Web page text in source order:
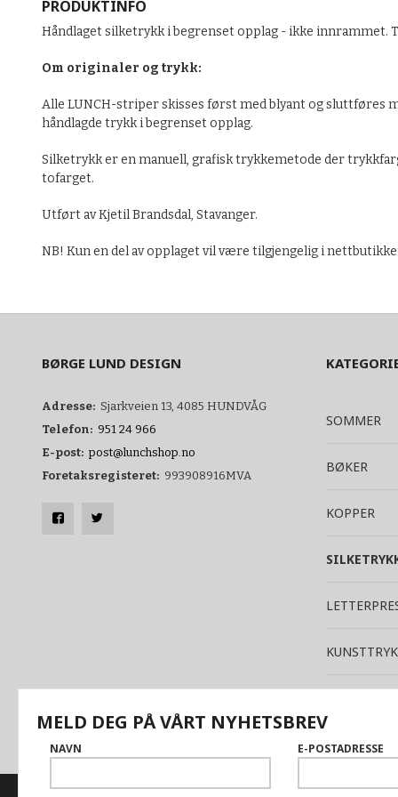
PRODUKTINFO
Håndlaget silketrykk i begrenset opplag - ikke innrammet.
Om originaler og trykk:
Alle LUNCH-striper skisses først med blyant og sluttføres
håndlagde trykk i begrenset opplag.
Silketrykk er en manuell, grafisk trykkemetode der
tofarget.
Utført av Kjetil Brandsdal, Stavanger.
NB! Kun en del av opplaget vil være tilgjengelig i
BØRGE LUND DESIGN
Adresse: Sjarkveien 13, 4085 HUNDVÅG
Telefon: 951 24 966
E-post: post@lunchshop.no
Foretaksregisteret: 993908916MVA
SOMMER
BØKER
KOPPER
MELD DEG PÅ VÅRT NYHETSBREV
NAVN E-POSTADRESSE